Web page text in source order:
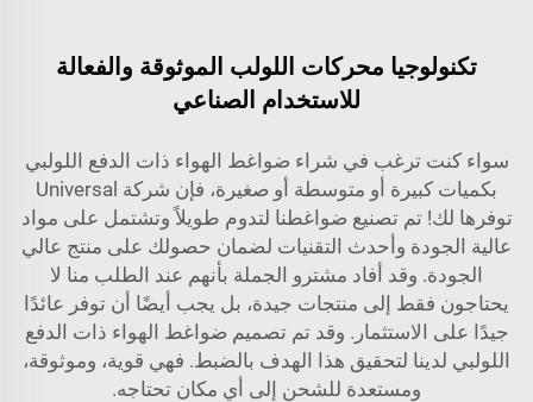
تكنولوجيا محركات اللولب الموثوقة والفعالة
للاستخدام الصناعي
سواء كنت ترغب في شراء ضواغط الهواء ذات الدفع اللولبي
بكميات كبيرة أو متوسطة أو صغيرة، فإن شركة Universal
توفرها لك! تم تصنيع ضواغطنا لتدوم طويلاً وتشتمل على مواد
عالية الجودة وأحدث التقنيات لضمان حصولك على منتج عالي
الجودة. وقد أفاد مشترو الجملة بأنهم عند الطلب منا لا
يحتاجون فقط إلى منتجات جيدة، بل يجب أيضًا أن توفر عائدًا
جيدًا على الاستثمار. وقد تم تصميم ضواغط الهواء ذات الدفع
اللولبي لدينا لتحقيق هذا الهدف بالضبط. فهي قوية، وموثوقة،
ومستعدة للشحن إلى أي مكان تحتاجه.